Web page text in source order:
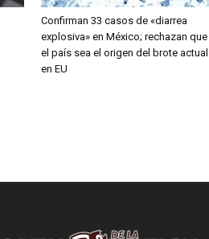
Confirman 33 casos de «diarrea
explosiva» en México; rechazan que
el país sea el origen del brote actual
en EU